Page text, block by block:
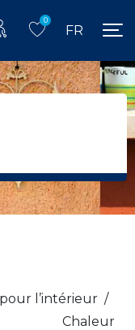
0
FR
l’intérieur /
Chaleur